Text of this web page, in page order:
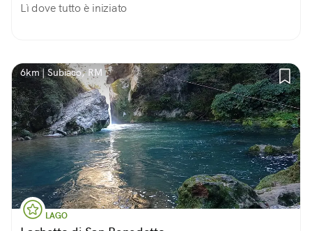
Lì dove tutto è iniziato
6km | Subiaco, RM
LAGO